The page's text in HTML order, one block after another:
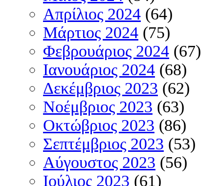
Απρίλιος 2024 (64)
Μάρτιος 2024 (75)
Φεβρουάριος 2024 (67)
Ιανουάριος 2024 (68)
Δεκέμβριος 2023 (62)
Νοέμβριος 2023 (63)
Οκτώβριος 2023 (86)
Σεπτέμβριος 2023 (53)
Αύγουστος 2023 (56)
Ιούλιος 2023 (61)